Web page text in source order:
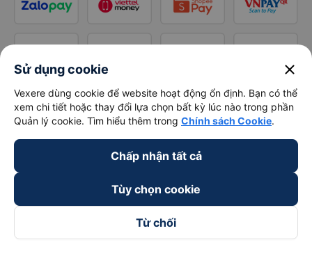
Sử dụng cookie close
Vexere dùng cookie để website hoạt động ổn định. Bạn có thể
xem chi tiết hoặc thay đổi lựa chọn bất kỳ lúc nào trong phần
Quản lý cookie. Tìm hiểu thêm trong Chính sách Cookie.
Chấp nhận tất cả
Tùy chọn cookie
Từ chối